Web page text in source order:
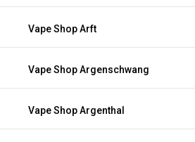
Vape Shop Arft
Vape Shop Argenschwang
Vape Shop Argenthal